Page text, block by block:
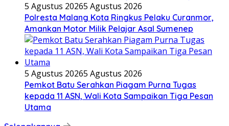
5 Agustus 20265 Agustus 2026
Polresta Malang Kota Ringkus Pelaku Curanmor,
Amankan Motor Milik Pelajar Asal Sumenep
5 Agustus 20265 Agustus 2026
Pemkot Batu Serahkan Piagam Purna Tugas
kepada 11 ASN, Wali Kota Sampaikan Tiga Pesan
Utama